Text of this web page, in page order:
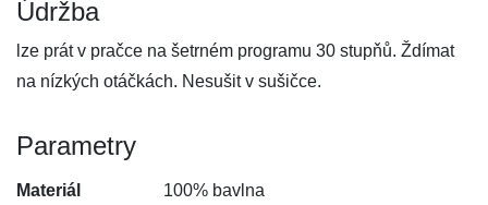
Údržba
lze prát v pračce na šetrném programu 30 stupňů. Ždímat
na nízkých otáčkách. Nesušit v sušičce.
Parametry
Materiál 100% bavlna